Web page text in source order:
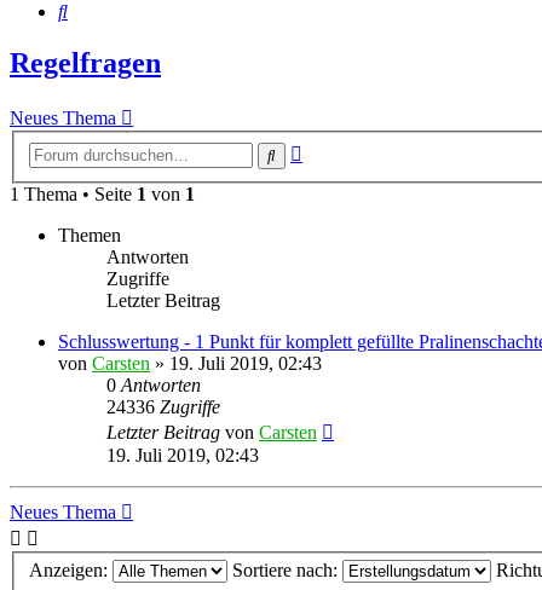
Suche
Regelfragen
Neues Thema
Suche
1 Thema • Seite 1 von 1
Themen
Antworten
Zugriffe
Letzter Beitrag
Schlusswertung - 1 Punkt für komplett gefüllte
von Carsten » 19. Juli 2019, 02:43
0 Antworten
24336 Zugriffe
Letzter Beitrag von Carsten
19. Juli 2019, 02:43
Neues Thema
Anzeigen: Sortiere nach: